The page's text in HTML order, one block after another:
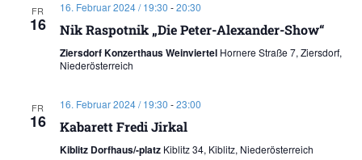
FR
16
16. Februar 2024 / 19:30 -20:30
Nik Raspotnik „Die Peter-Alexander-Show“
Ziersdorf Konzerthaus Weinviertel Hornere Straße 7, Ziersdorf,
Niederösterreich
FR
16
16. Februar 2024 / 19:30 -23:00
Kabarett Fredi Jirkal
Kiblitz Dorfhaus/-platz Kiblitz 34, Kiblitz, Niederösterreich